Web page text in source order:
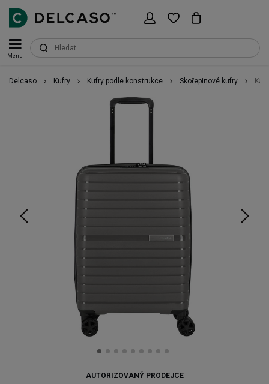
Menu
Delcaso Kufry Kufry podle konstrukce Skořepinové kufry
AUTORIZOVANÝ PRODEJCE